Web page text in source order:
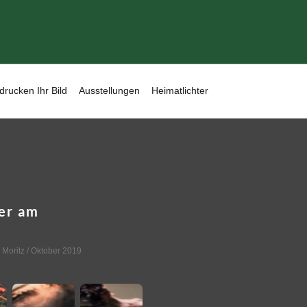
Ihr Bild Ausstellungen Heimatlichter
am
Moritz / Oktober 2019